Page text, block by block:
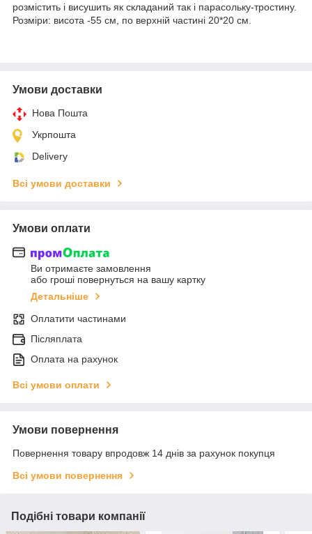
розмістить і висушить як складаний так і парасольку-тростину.
Розміри: висота -55 см, по верхній частині 20*20 см.
Умови доставки
Нова Пошта
Укрпошта
Delivery
Всі умови доставки
Умови оплати
Ви отримаєте замовлення
або гроші повернуться на вашу картку
Детальніше
Оплатити частинами
Післяплата
Оплата на рахунок
Всі умови оплати
Умови повернення
Повернення товару впродовж 14 днів за рахунок покупця
Всі умови повернення
Подібні товари компанії